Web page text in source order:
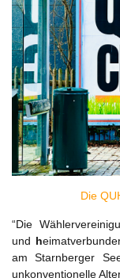
Die
“Die
und h
am Starnberger
unkonventionelle